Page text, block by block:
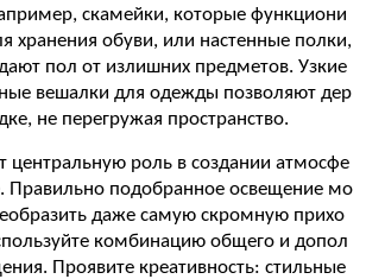
скамейки, которые функциони
хранения обуви, или настенные полки,
пол от излишних предметов. Узкие
вешалки для одежды позволяют дер
не перегружая пространство.
центральную роль в создании атмосфе
Правильно подобранное освещение мо
даже самую скромную прихо
комбинацию общего и допол
Проявите креативность: стильные